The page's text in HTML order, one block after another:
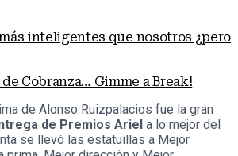
inteligentes que nosotros ¿pero
Cobranza… Gimme a Break!
de Alonso Ruizpalacios fue la gran
de Premios Ariel a lo mejor del
se llevó las estatuillas a Mejor